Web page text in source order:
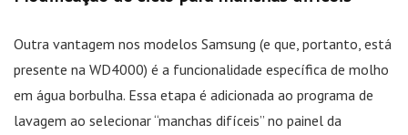
Outra vantagem nos modelos Samsung (e que, portanto, está
presente na WD4000) é a funcionalidade específica de molho
em água borbulha. Essa etapa é adicionada ao programa de
lavagem ao selecionar “manchas difíceis” no painel da